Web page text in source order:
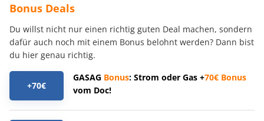
Bonus Deals
Du willst nicht nur einen richtig guten Deal machen, sondern
dafür auch noch mit einem Bonus belohnt werden? Dann bist
du hier genau richtig.
+70€
GASAG Bonus: Strom oder Gas +70€ Bonus
vom Doc!